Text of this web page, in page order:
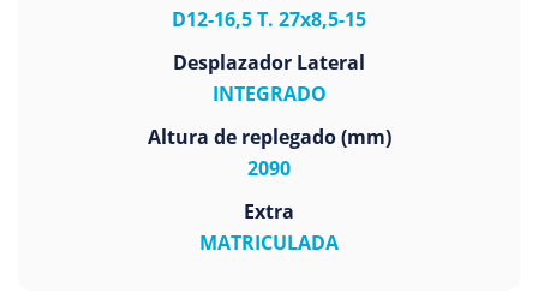
D12-16,5 T. 27x8,5-15
Desplazador Lateral
INTEGRADO
Altura de replegado (mm)
2090
Extra
MATRICULADA